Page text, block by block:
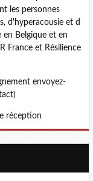
les personnes
d'hyperacousie et d
en Belgique et en
France et Résilience
envoyez-
réception